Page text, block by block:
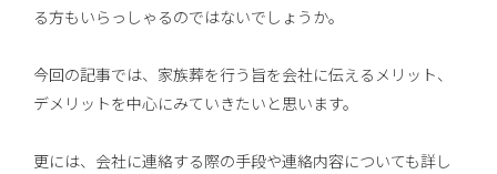
る方もいらっしゃるのではないでしょうか。
今回の記事では、家族葬を行う旨を会社に伝えるメリット、
デメリットを中心にみていきたいと思います。
更には、会社に連絡する際の手段や連絡内容についても詳し